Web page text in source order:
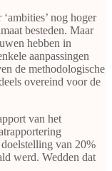
nog hoger
besteden. Maar
hebben in
aanpassingen
de methodologische
overeind voor de
van het
van 20%
werd. Wedden dat